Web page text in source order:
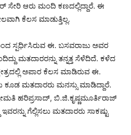
ಆರು ಮಂದಿ ಕಣದಲ್ಲಿದ್ದಾರೆ. ಈ
ಕೆಲಸ ಮಾಡುತ್ತಿಲ್ಲ.
ಸ್ಪರ್ಧಿಸಿರುವ ಈ. ಬಸವರಾಜು ಅವರ
ಮತದಾರರನ್ನು ತನ್ನತ್ತ ಸೆಳೆದಿದೆ. ಕಳೆದ
ಅಪಾರ ಕೆಲಸ ಮಾಡಿರುವ ಈ.
ಕೂಡ ಮತದಾರರು ಮನಸ್ಸು ಮಾಡಿದ್ದಾರೆ.
ಹರಿಪ್ರಸಾದ್, ಬಿ.ಜಿ.ಕೃಷ್ಣಮೂರ್ತಿರಾಜ್
ಗೆಲ್ಲಿಸಲು ಮತದಾರರು ಸಾಕಷ್ಟು